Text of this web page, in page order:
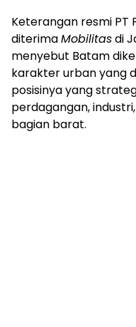
Keterangan resmi PT
diterimaMobilitasdi
menyebut Batam
karakter urban yang
posisinya yang
perdagangan,
bagian barat.